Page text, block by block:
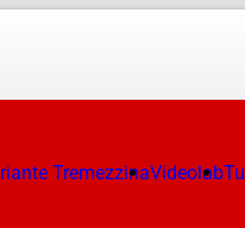
TremezzinaVideolab